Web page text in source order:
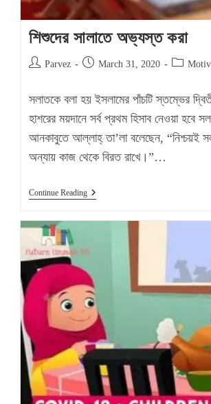
শিশুদের সালাতে অভ্যস্ত করা
PostParvez
PostMarch 31, 2020
Post
সলাতকে বলা হয় ইসলামের পাঁচটি স্তম্ভের
হাশরের ময়দানে সর্ব প্রথম হিসাব নেওয়া হবে
আনকাবুতে আল্লাহ্‌ তা’লা বলেছেন, “নিশ্চয়ই
অন্যায় কাজ থেকে বিরত রাখে।”…
Continue Readingশিশুদের
সালাতে